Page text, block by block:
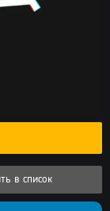
в список